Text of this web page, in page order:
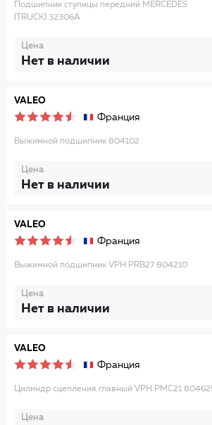
Подшипник ступицы передний MERCEDES
(TRUCK) 32306A
Цена
Нет в наличии
VALEO
Франция
Выжимной подшипник 804102
Цена
Нет в наличии
VALEO
Франция
Выжимной подшипник VPH PRB27 804210
Цена
Нет в наличии
VALEO
Франция
Цилиндр сцепления главный VPH PMC21
Цена